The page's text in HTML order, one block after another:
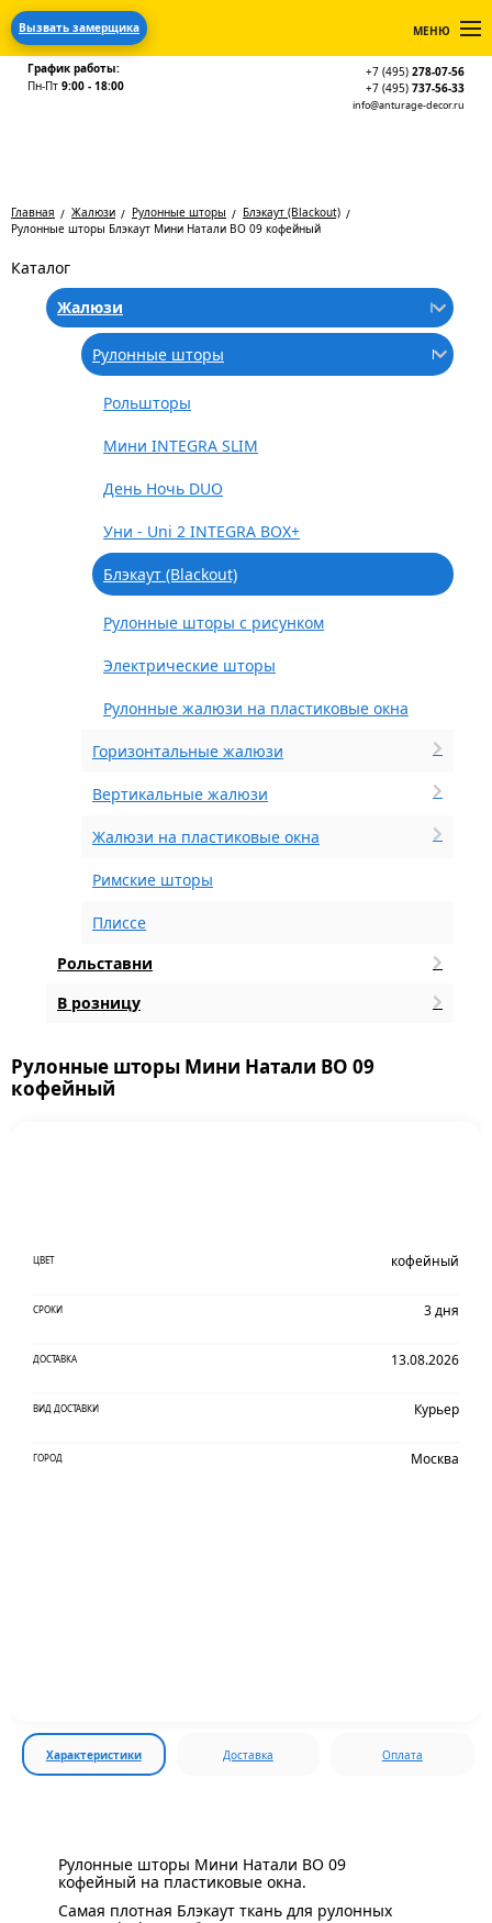
Вызвать замерщика МЕНЮ
График работы:
Пн-Пт 9:00 - 18:00
+7 (495) 278-07-56
+7 (495) 737-56-33
info@anturage-decor.ru
Главная Жалюзи Рулонные шторы
Блэкаут (Blackout)
Рулонные шторы Блэкаут Мини Натали ВО 09 кофейный
Каталог
Жалюзи
Рулонные шторы
Рольшторы
Мини INTEGRA SLIM
День Ночь DUO
Уни - Uni 2 INTEGRA BOX+
Блэкаут (Blackout)
Рулонные шторы с рисунком
Электрические шторы
Рулонные жалюзи на пластиковые окна
Горизонтальные жалюзи
Вертикальные жалюзи
Жалюзи на пластиковые окна
Римские шторы
Плиссе
Рольставни
В розницу
Рулонные шторы Мини Натали ВО 09
кофейный
ЦВЕТ кофейный
СРОКИ 3 дня
ДОСТАВКА 13.08.2026
ВИД ДОСТАВКИ Курьер
ГОРОД Москва
Характеристики Доставка Оплата
Рулонные шторы Мини Натали ВО 09
кофейный на пластиковые окна.
Самая плотная Блэкаут ткань для рулонных